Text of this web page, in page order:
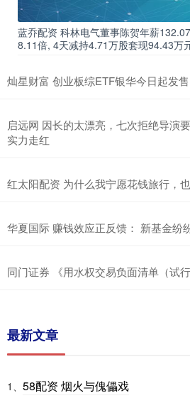
蓝乔配资 科林电气董事陈贺年薪
8.11倍, 4天减持4.71万股套现94.43万
灿星财富 创业板综ETF银华今日起发售
启远网 因长的太漂亮，七次拒绝导演
实力走红
红太阳配资 为什么我宁愿花钱旅行，
华夏国际 赚钱效应正反馈： 新基金纷
同门证券 《用水权交易负面清单（试
最新文章
1、 58配资 烟火与傀儡戏